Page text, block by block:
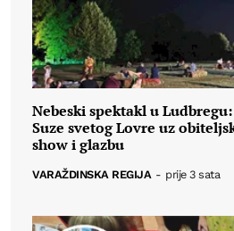
Nebeski spektakl u
Suze svetog Lovre uz
show i glazbu
VARAŽDINSKA REGIJA - prije 3 sata